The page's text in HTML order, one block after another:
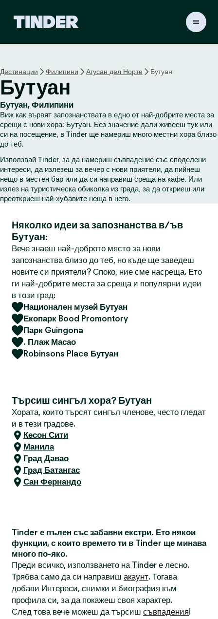
r
а
л
о
Дестинации Филипини Агусан дел Норте Бутуан
Бутуан
Бутуан, Филипини
Виж как вървят запознанствата в едно от най-добрите места за
срещи с нови хора: Бутуан. Без значение дали живееш тук или
си на посещение, в Tinder ще намериш много местни хора близо
до теб.
Използвай Tinder, за да намериш съвпадение със споделени
интереси, да излезеш за вечер с нови приятели, да пийнеш
нещо в местен бар или да си направиш среща на кафе. Или
излез на туристическа обиколка из града, за да откриеш или
преоткриеш най-хубавите неща в него.
Няколко идеи за запознанства в/ъв
Бутуан:
Вече знаеш най-доброто място за нови
запознанства близо до теб, но къде ще заведеш
новите си приятели? Споко, ние сме насреща. Ето
ги най-добрите места за среща и популярни идеи
в този град:
Национален музей Бутуан
Екопарк Bood Promontory
Парк Guingona
. Плаж Масао
Robinsons Place Бутуан
Търсиш сингъл хора? Бутуан
Хората, които търсят сингъл членове, често гледат
и в тези градове.
Кесон Сити
Манила
Град Давао
Град Батангас
Сан Фернандо
Tinder е пълен със забавни екстри. Ето някои
функции, с които времето ти в Tinder ще минава
много по-яко.
Преди всичко, използването на Tinder е лесно.
Трябва само да си направиш акаунт. Тогава
добави Интереси, снимки и биография към
профила си, за да покажеш своя характер.
След това вече можеш да търсиш съвпадения!